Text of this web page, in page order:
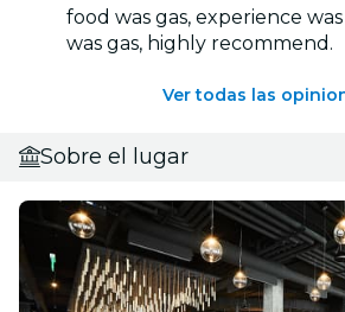
food was gas, experience
was gas, highly recommend.
Ver todas las
Sobre el lugar